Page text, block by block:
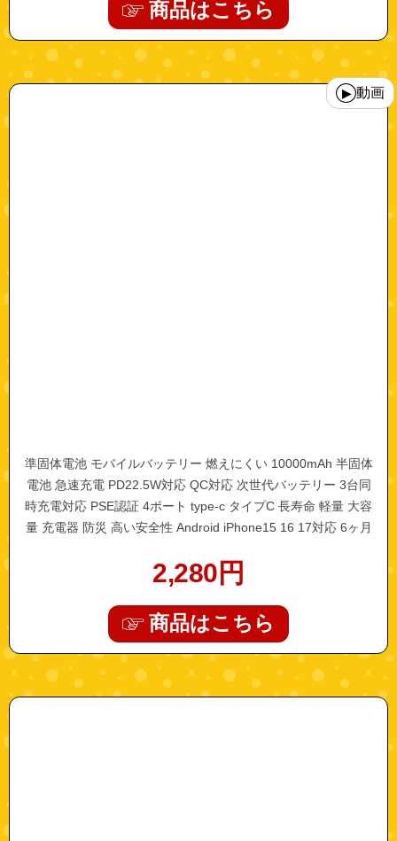
商品はこちら
"a0604"
▶ 動画
準固体電池 モバイルバッテリー 燃えにくい 10000mAh 半固体
電池 急速充電 PD22.5W対応 QC対応 次世代バッテリー 3台同
時充電対応 PSE認証 4ポート type-c タイプC 長寿命 軽量 大容
量 充電器 防災 高い安全性 Android iPhone15 16 17対応 6ヶ月
2,280 円
商品はこちら
"h4366"